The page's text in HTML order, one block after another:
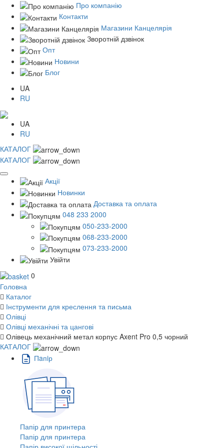
Про компанію
Контакти
Магазини Канцелярія
Зворотній дзвінок
Опт
Новини
Блог
UA
RU
UA
RU
КАТАЛОГ
КАТАЛОГ
Акції
Новинки
Доставка та оплата
048 233 2000
050-233-2000
068-233-2000
073-233-2000
Увійти
0
Головна
Каталог
Інструменти для креслення та письма
Олівці
Олівці механічні та цангові
Олівець механічний метал корпус Axent Pro 0,5 чорний
КАТАЛОГ
Пaпiр
Папір для принтера
Папір для принтера